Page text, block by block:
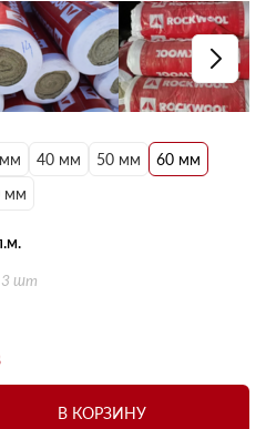
40 мм 50 мм
60 мм
мм
3 шт
В КОРЗИНУ